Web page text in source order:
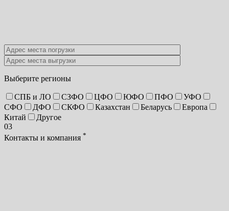
Выберите регионы
СПБ и ЛО СЗФО ЦФО ЮФО ПФО
УФО
СФО
ДФО СКФО Казахстан Беларусь
Европа
Китай
Другое
03
Контакты и компания *